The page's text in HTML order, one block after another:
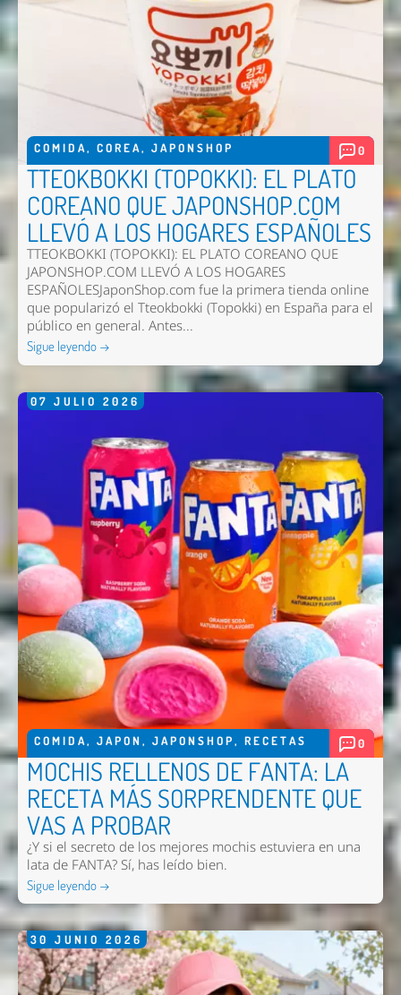
COMIDA, COREA, JAPONSHOP 0
TTEOKBOKKI (TOPOKKI): EL PLATO
COREANO QUE JAPONSHOP.COM
LLEVÓ A LOS HOGARES ESPAÑOLES
TTEOKBOKKI (TOPOKKI): EL PLATO COREANO QUE
JAPONSHOP.COM LLEVÓ A LOS HOGARES
ESPAÑOLESJaponShop.com fue la primera tienda online
que popularizó el Tteokbokki (Topokki) en España para el
público en general. Antes...
Sigue leyendo →
07 JULIO 2026
COMIDA, JAPON , JAPONSHOP, RECETAS 0
MOCHIS RELLENOS DE FANTA: LA
RECETA MÁS SORPRENDENTE QUE
VAS A PROBAR
¿Y si el secreto de los mejores mochis estuviera en una
lata de FANTA? Sí, has leído bien.
Sigue leyendo →
30 JUNIO 2026
Nombre *
Email *
Comentario *
Enviar